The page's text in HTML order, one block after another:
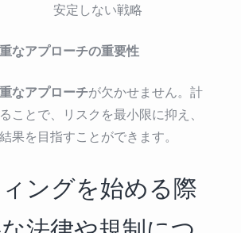
安定しない戦略
なアプローチの重要性
なアプローチが欠かせません。計
ことで、リスクを最小限に抑え、
果を目指すことができます。
ングを始める際